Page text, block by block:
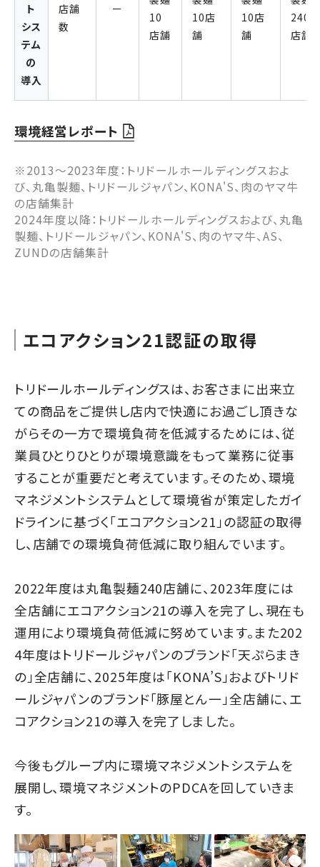
ト
シス
テム
の
導入
店舗
数
ー
10
店舗
10店
舗
10店
舗
240
店舗
環境経営レポート
※2013～2023年度：トリドールホールディングスおよ
び、丸亀製麺、トリドールジャパン、KONA'S、肉のヤマ牛
の店舗集計
2024年度以降：トリドールホールディングスおよび、丸亀
製麺、トリドールジャパン、KONA'S、肉のヤマ牛、AS、
ZUNDの店舗集計
エコアクション21認証の取得
トリドールホールディングスは、お客さまに出来立
ての商品をご提供し店内で快適にお過ごし頂きな
がらその一方で環境負荷を低減するためには、従
業員ひとりひとりが環境意識をもって業務に従事
することが重要だと考えています。そのため、環境
マネジメントシステムとして環境省が策定したガイ
ドラインに基づく「エコアクション21」の認証の取得
し、店舗での環境負荷低減に取り組んでいます。
2022年度は丸亀製麺240店舗に、2023年度には
全店舗にエコアクション21の導入を完了し、現在も
運用により環境負荷低減に努めています。また202
4年度はトリドールジャパンのブランド「天ぷらまき
の」全店舗に、2025年度は「KONA’S」およびトリド
ールジャパンのブランド「豚屋とん一」全店舗に、エ
コアクション21の導入を完了しました。
今後もグループ内に環境マネジメントシステムを
展開し、環境マネジメントのPDCAを回していきま
す。